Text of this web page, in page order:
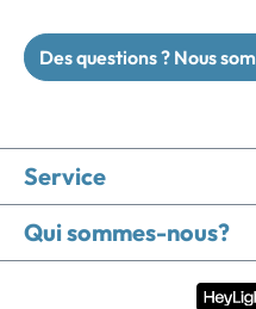
Des questions ? Nous
Service
Qui sommes-nous?